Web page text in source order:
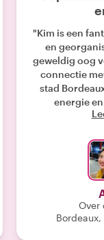
"Kim is een
en
geweldig oog
connectie
stad
energie
navigeren
konden
meeslepende
Ik kan Kim
zou elke dag
Over